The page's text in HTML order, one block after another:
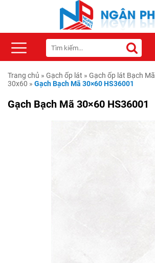
Trang chủ » Gạch ốp lát » Gạch ốp lát Bạch Mã
30x60 » Gạch Bạch Mã 30×60 HS36001
Gạch Bạch Mã 30×60 HS36001